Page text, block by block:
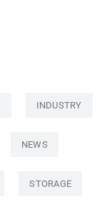
INDUSTRY
NEWS
STORAGE